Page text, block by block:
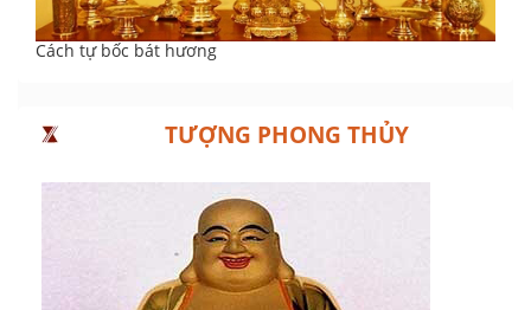
Cách tự bốc bát hương
TƯỢNG PHONG THỦY